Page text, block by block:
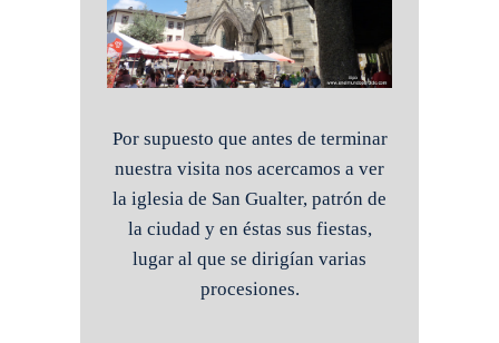
Por supuesto que antes de terminar
nuestra visita nos acercamos a ver
la iglesia de San Gualter, patrón de
la ciudad y en éstas sus fiestas,
lugar al que se dirigían varias
procesiones.